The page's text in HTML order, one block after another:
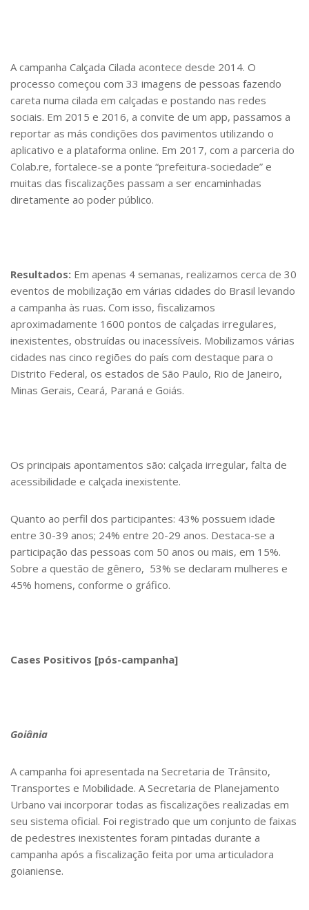
A campanha Calçada Cilada acontece desde 2014. O
processo começou com 33 imagens de pessoas fazendo
careta numa cilada em calçadas e postando nas redes
sociais. Em 2015 e 2016, a convite de um app, passamos a
reportar as más condições dos pavimentos utilizando o
aplicativo e a plataforma online. Em 2017, com a parceria do
Colab.re, fortalece-se a ponte “prefeitura-sociedade” e
muitas das fiscalizações passam a ser encaminhadas
diretamente ao poder público.
Resultados: Em apenas 4 semanas, realizamos cerca de 30
eventos de mobilização em várias cidades do Brasil levando
a campanha às ruas. Com isso, fiscalizamos
aproximadamente 1600 pontos de calçadas irregulares,
inexistentes, obstruídas ou inacessíveis. Mobilizamos várias
cidades nas cinco regiões do país com destaque para o
Distrito Federal, os estados de São Paulo, Rio de Janeiro,
Minas Gerais, Ceará, Paraná e Goiás.
Os principais apontamentos são: calçada irregular, falta de
acessibilidade e calçada inexistente.
Quanto ao perfil dos participantes: 43% possuem idade
entre 30-39 anos; 24% entre 20-29 anos. Destaca-se a
participação das pessoas com 50 anos ou mais, em 15%.
Sobre a questão de gênero, 53% se declaram mulheres e
45% homens, conforme o gráfico.
Cases Positivos [pós-campanha]
Goiânia
A campanha foi apresentada na Secretaria de Trânsito,
Transportes e Mobilidade. A Secretaria de Planejamento
Urbano vai incorporar todas as fiscalizações realizadas em
seu sistema oficial. Foi registrado que um conjunto de faixas
de pedestres inexistentes foram pintadas durante a
campanha após a fiscalização feita por uma articuladora
goianiense.